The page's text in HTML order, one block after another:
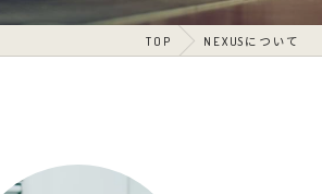
TOP NEXUSについて